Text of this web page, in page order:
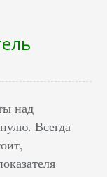
над
Всегда